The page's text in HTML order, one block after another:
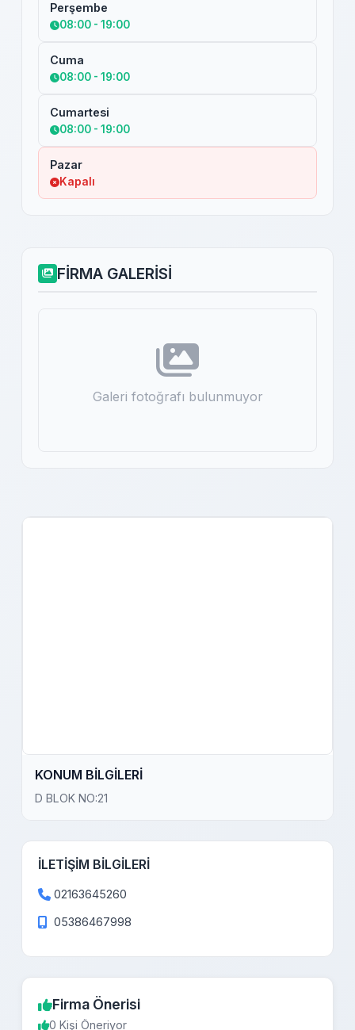
Perşembe
08:00 - 19:00
Cuma
08:00 - 19:00
Cumartesi
08:00 - 19:00
Pazar
Kapalı
FİRMA GALERİSİ
Galeri fotoğrafı bulunmuyor
KONUM BİLGİLERİ
D BLOK NO:21
İLETİŞİM BİLGİLERİ
02163645260
05386467998
Firma Önerisi
0 Kişi Öneriyor